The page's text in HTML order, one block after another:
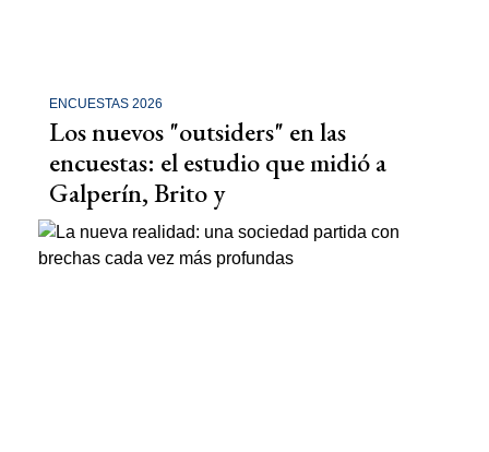
ENCUESTAS 2026
Los nuevos "outsiders" en las
encuestas: el estudio que midió a
Galperín, Brito y